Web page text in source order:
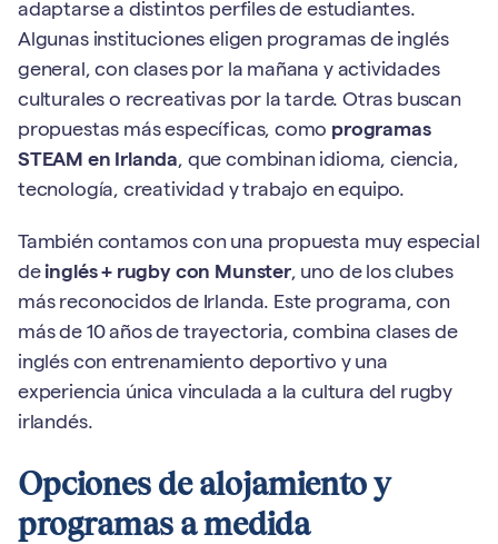
adaptarse a distintos perfiles de estudiantes.
Algunas instituciones eligen programas de inglés
general, con clases por la mañana y actividades
culturales o recreativas por la tarde. Otras buscan
propuestas más específicas, como programas
STEAM en Irlanda, que combinan idioma, ciencia,
tecnología, creatividad y trabajo en equipo.
También contamos con una propuesta muy especial
de inglés + rugby con Munster, uno de los clubes
más reconocidos de Irlanda. Este programa, con
más de 10 años de trayectoria, combina clases de
inglés con entrenamiento deportivo y una
experiencia única vinculada a la cultura del rugby
irlandés.
Opciones de alojamiento y
programas a medida